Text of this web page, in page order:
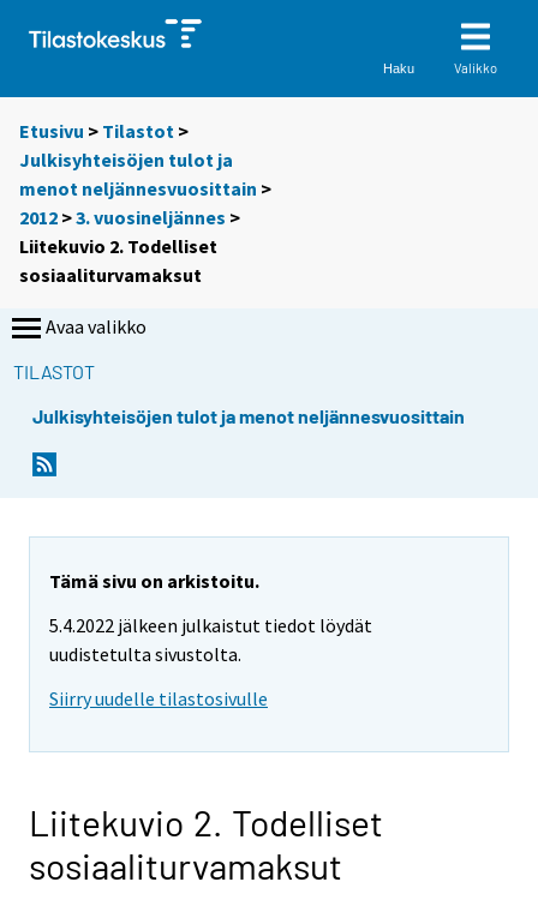
Haku Valikko
Etusivu > Tilastot >
Julkisyhteisöjen tulot ja
menot neljännesvuosittain >
2012 >3. vuosineljännes >
Liitekuvio 2. Todelliset
sosiaaliturvamaksut
Avaa valikko
TILASTOT
Julkisyhteisöjen tulot ja menot neljännesvuosittain
Tämä sivu on arkistoitu.
5.4.2022 jälkeen julkaistut tiedot löydät
uudistetulta sivustolta.
Siirry uudelle tilastosivulle
Liitekuvio 2. Todelliset
sosiaaliturvamaksut